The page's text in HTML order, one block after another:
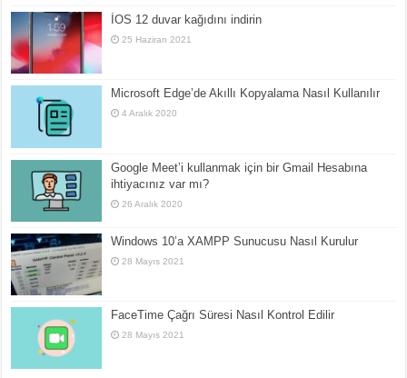
İOS 12 duvar kağıdını indirin
25 Haziran 2021
Microsoft Edge’de Akıllı Kopyalama Nasıl Kullanılır
4 Aralık 2020
Google Meet’i kullanmak için bir Gmail Hesabına
ihtiyacınız var mı?
26 Aralık 2020
Windows 10’a XAMPP Sunucusu Nasıl Kurulur
28 Mayıs 2021
FaceTime Çağrı Süresi Nasıl Kontrol Edilir
28 Mayıs 2021